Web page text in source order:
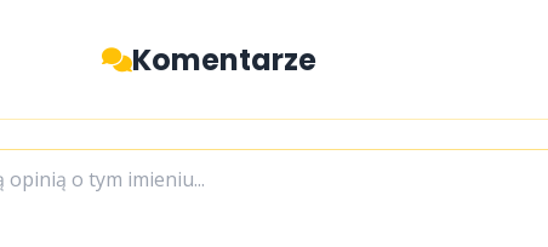
Komentarze